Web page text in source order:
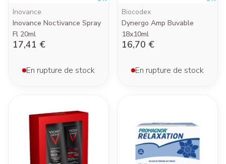
Inovance
Inovance Noctivance Spray
Fl 20ml
17,41 €
En rupture de stock
Biocodex
Dynergo Amp Buvable
18x10ml
16,70 €
En rupture de stock